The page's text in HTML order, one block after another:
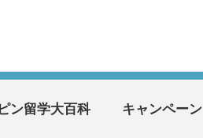
ン留学大百科 キャンペーン